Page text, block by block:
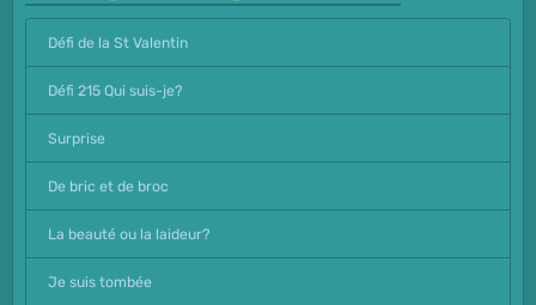
Défi de la St Valentin
Défi 215 Qui suis-je?
Surprise
De bric et de broc
La beauté ou la laideur?
Je suis tombée